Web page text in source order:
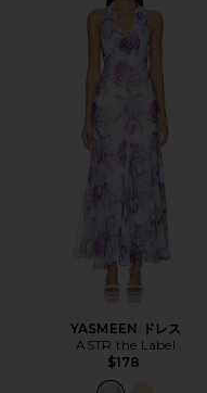
YASMEEN ドレス
ASTR the Label
$178